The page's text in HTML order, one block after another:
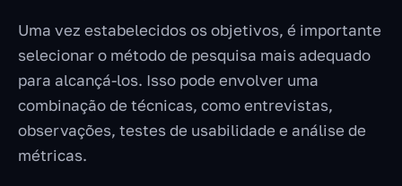
Uma vez estabelecidos os objetivos, é importante
selecionar o método de pesquisa mais adequado
para alcançá-los. Isso pode envolver uma
combinação de técnicas, como entrevistas,
observações, testes de usabilidade e análise de
métricas.